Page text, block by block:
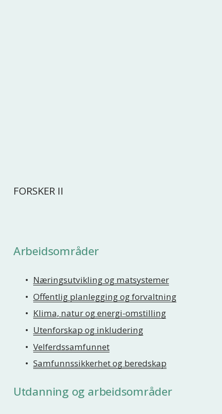
FORSKER II
Arbeidsområder
Næringsutvikling og matsystemer
Offentlig planlegging og forvaltning
Klima, natur og energi-omstilling
Utenforskap og inkludering
Velferdssamfunnet
Samfunnssikkerhet og beredskap
Utdanning og arbeidsområder